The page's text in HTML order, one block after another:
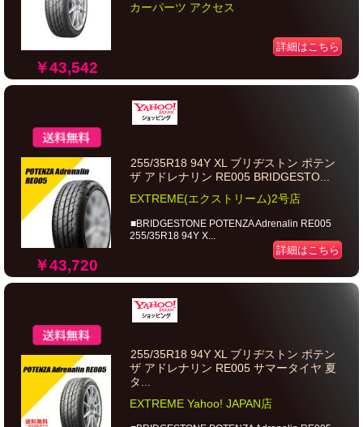
￥43,542
カーパーツ アクセス
詳細はこちら
￥43,720
255/35R18 94Y XL ブリヂストン ポテン
ザ アドレナリン RE005 BRIDGESTO...
EXTREME(エクストリーム)2号店
■BRIDGESTONE POTENZA Adrenalin RE005
255/35R18 94Y X...
詳細はこちら
255/35R18 94Y XL ブリヂストン ポテン
ザ アドレナリン RE005 サマータイヤ 夏
タ...
EXTREME Yahoo! JAPAN店